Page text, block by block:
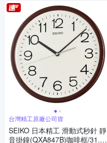
台灣精工原廠公司貨
SEIKO 日本精工 滑動式秒針 靜
音掛鐘(QXA847B)咖啡框/31.1